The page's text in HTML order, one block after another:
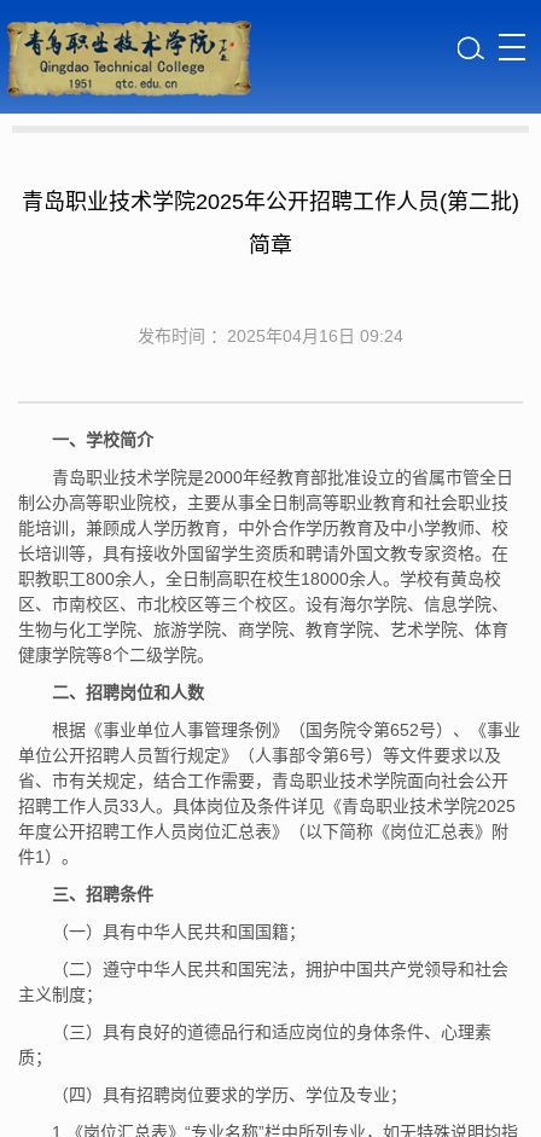
青岛职业技术学院2025年公开招聘工作人员(第二批)
简章
发布时间 ：2025年04月16日 09:24
一、学校简介
青岛职业技术学院是2000年经教育部批准设立的省属市管全日
制公办高等职业院校，主要从事全日制高等职业教育和社会职业技
能培训，兼顾成人学历教育，中外合作学历教育及中小学教师、校
长培训等，具有接收外国留学生资质和聘请外国文教专家资格。在
职教职工800余人，全日制高职在校生18000余人。学校有黄岛校
区、市南校区、市北校区等三个校区。设有海尔学院、信息学院、
生物与化工学院、旅游学院、商学院、教育学院、艺术学院、体育
健康学院等8个二级学院。
二、招聘岗位和人数
根据《事业单位人事管理条例》（国务院令第652号）、《事业
单位公开招聘人员暂行规定》（人事部令第6号）等文件要求以及
省、市有关规定，结合工作需要，青岛职业技术学院面向社会公开
招聘工作人员33人。具体岗位及条件详见《青岛职业技术学院2025
年度公开招聘工作人员岗位汇总表》（以下简称《岗位汇总表》附
件1）。
三、招聘条件
（一）具有中华人民共和国国籍；
（二）遵守中华人民共和国宪法，拥护中国共产党领导和社会
主义制度；
（三）具有良好的道德品行和适应岗位的身体条件、心理素
质；
（四）具有招聘岗位要求的学历、学位及专业；
1.《岗位汇总表》“专业名称”栏中所列专业，如无特殊说明均指